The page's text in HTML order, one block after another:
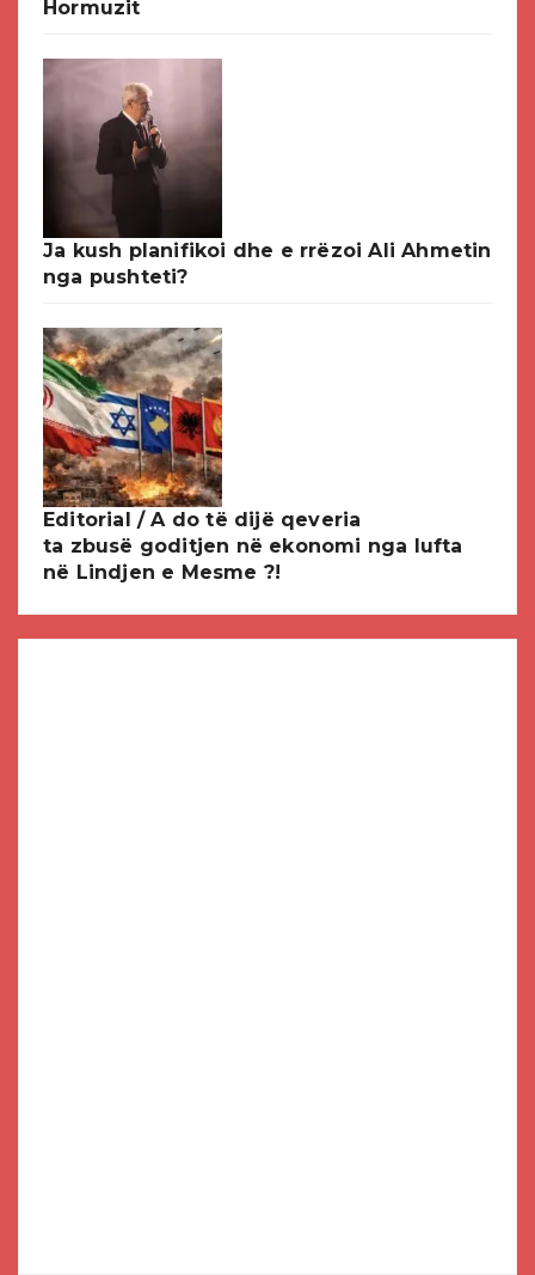
Hormuzit
Ja kush planifikoi dhe e rrëzoi Ali Ahmetin
nga pushteti?
Editorial / A do të dijë qeveria
ta zbusë goditjen në ekonomi nga lufta
në Lindjen e Mesme ?!